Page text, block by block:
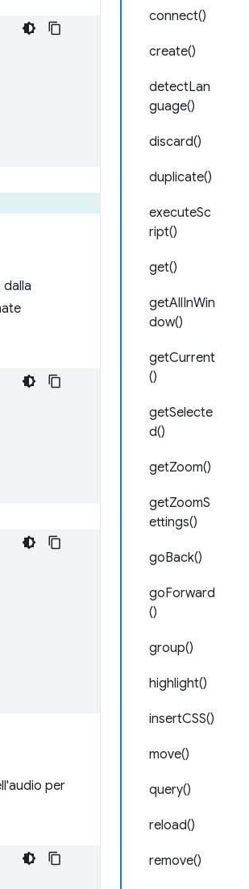
connect()
create()
detectLan
guage()
discard()
duplicate()
executeSc
ript()
get()
getAllInWin
dow()
getCurrent
()
getSelecte
d()
getZoom()
getZoomS
ettings()
goBack()
goForward
()
group()
highlight()
insertCSS()
move()
query()
reload()
remove()
per